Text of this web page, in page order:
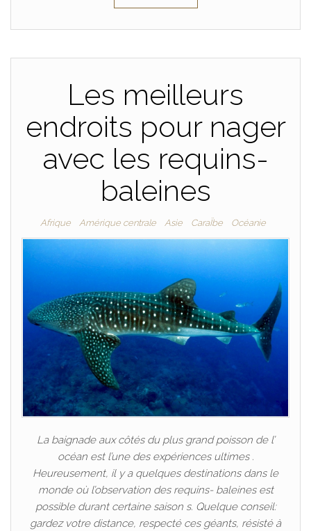
Les meilleurs
endroits pour nager
avec les requins-
baleines
Afrique Amérique centrale Asie CaraÏbe Océanie
La baignade aux côtés du plus grand poisson de l’
océan est l’une des expériences ultimes .
Heureusement, il y a quelques destinations dans le
monde où l’observation des requins- baleines est
possible durant certaine saison s. Quelque conseil:
gardez votre distance, respecté ces géants, résisté à